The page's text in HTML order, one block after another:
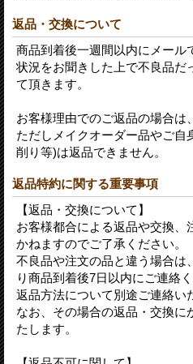
返品・交換について
商品到着後一週間以内にメール
状況をお聞きした上で不良品だ
て頂きます。
お客様理由でのご返品の場合は
ただしメイクオーダー品やご自
削り等)は返品できません。
返品特約に関する重要事項
【返品・交換について】
お客様都合による返品や交換、
かねますのでご了承ください。
不良品や注文の品と違う場合は
り商品到着後7日以内にご連絡く
返品方法について別途ご連絡い
なお、その場合の返品・交換に
たします。